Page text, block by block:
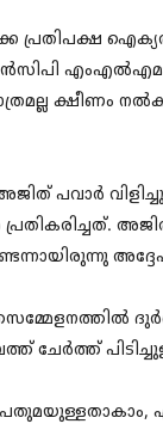
പ്രതിപക്ഷ
ക്ഷീണം
പവാര്‍ വിളിച്ചു
ചേര്‍ത്ത്